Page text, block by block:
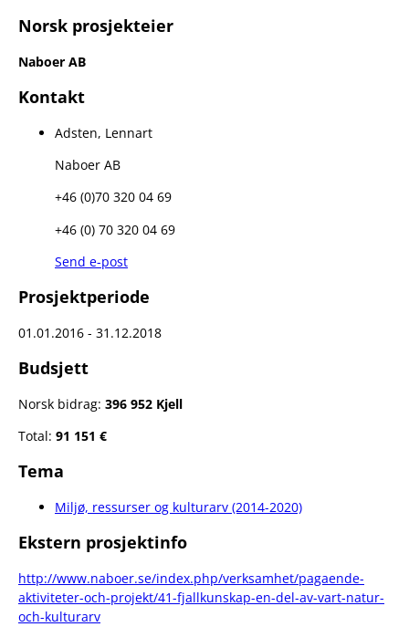
Norsk prosjekteier
Naboer AB
Kontakt
Adsten, Lennart
Naboer AB
+46 (0)70 320 04 69
+46 (0) 70 320 04 69
Send e-post
Prosjektperiode
01.01.2016 - 31.12.2018
Budsjett
Norsk bidrag: 396 952 Kjell
Total: 91 151 €
Tema
Miljø, ressurser og kulturarv (2014-2020)
Ekstern prosjektinfo
http://www.naboer.se/index.php/verksamhet/pagaende-
aktiviteter-och-projekt/41-fjallkunskap-en-del-av-vart-natur-
och-kulturarv